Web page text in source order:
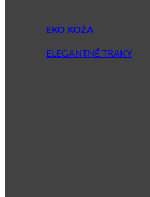
EKO KOŽA
ELEGANTNÉ TRAKY